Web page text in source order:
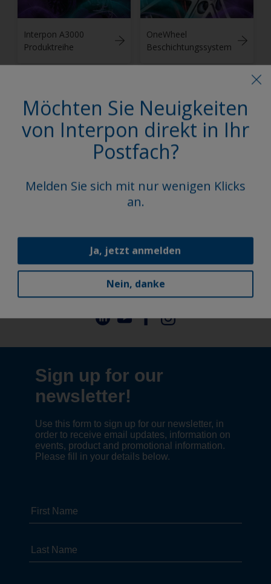
Interpon A3000
Produktreihe
OneWheel
Beschichtungssystem
Möchten Sie Neuigkeiten
von Interpon direkt in Ihr
Postfach?
Melden Sie sich mit nur wenigen Klicks
an.
Ja, jetzt anmelden
Nein, danke
Follow Us